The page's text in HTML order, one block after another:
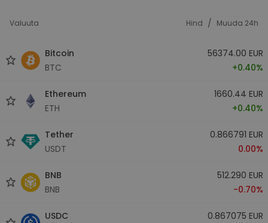
Valuuta Hind / Muuda 24h
Bitcoin
BTC
56374.00 EUR
+0.40%
Ethereum
ETH
1660.44 EUR
+0.40%
Tether
USDT
0.866791 EUR
0.00%
BNB
BNB
512.290 EUR
-0.70%
USDC
0.867075 EUR